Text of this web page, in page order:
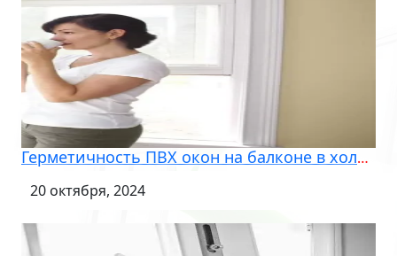
Герметичность ПВХ окон на балконе в холодное время года
20 октября, 2024